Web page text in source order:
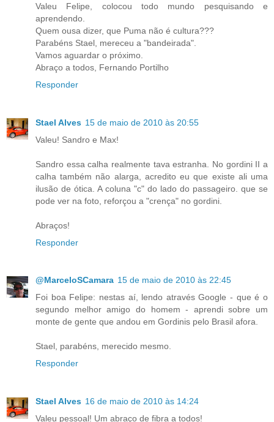
Valeu Felipe, colocou todo mundo pesquisando e
aprendendo.
Quem ousa dizer, que Puma não é cultura???
Parabéns Stael, mereceu a "bandeirada".
Vamos aguardar o próximo.
Abraço a todos, Fernando Portilho
Responder
Stael Alves 15 de maio de 2010 às 20:55
Valeu! Sandro e Max!
Sandro essa calha realmente tava estranha. No gordini II a
calha também não alarga, acredito eu que existe ali uma
ilusão de ótica. A coluna "c" do lado do passageiro. que se
pode ver na foto, reforçou a "crença" no gordini.
Abraços!
Responder
@MarceloSCamara 15 de maio de 2010 às 22:45
Foi boa Felipe: nestas aí, lendo através Google - que é o
segundo melhor amigo do homem - aprendi sobre um
monte de gente que andou em Gordinis pelo Brasil afora.
Stael, parabéns, merecido mesmo.
Responder
Stael Alves 16 de maio de 2010 às 14:24
Valeu pessoal! Um abraço de fibra a todos!